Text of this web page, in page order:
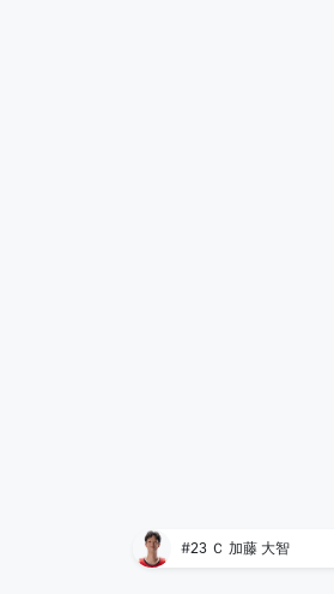
#23 Ｃ 加藤 大智